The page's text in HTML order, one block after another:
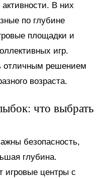
В них
по глубине
площадки и
игр.
отличным решением
возраста.
что выбрать
безопасность,
глубина.
центры с